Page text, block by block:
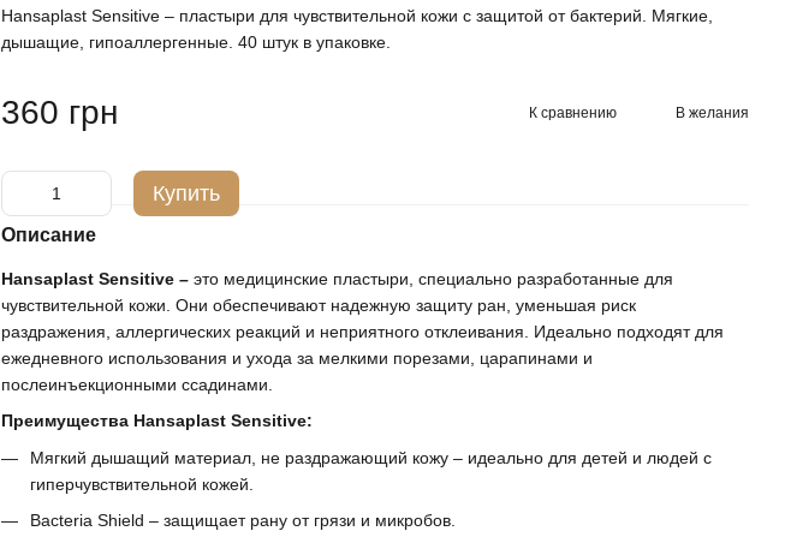
Hansaplast Sensitive – пластыри для чувствительной кожи с защитой от бактерий. Мягкие,
дышащие, гипоаллергенные. 40 штук в упаковке.
360 грн К сравнению В желания
Купить
Описание
Hansaplast Sensitive – это медицинские пластыри, специально разработанные для
чувствительной кожи. Они обеспечивают надежную защиту ран, уменьшая риск
раздражения, аллергических реакций и неприятного отклеивания. Идеально подходят для
ежедневного использования и ухода за мелкими порезами, царапинами и
послеинъекционными ссадинами.
Преимущества Hansaplast Sensitive:
Мягкий дышащий материал, не раздражающий кожу – идеально для детей и людей с
гиперчувствительной кожей.
Bacteria Shield – защищает рану от грязи и микробов.